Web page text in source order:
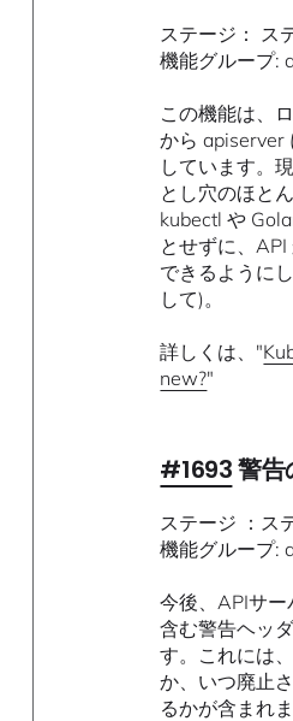
ステージ： ス
機能グループ:
この機能は、
から apiserver
しています。
とし穴のほと
kubectl や
とせずに、
できるように
して)。
詳しくは、"
new?"
#1693警告
ステージ ：ス
機能グループ:
今後、APIサ
含む警告ヘッ
す。これには
か、いつ廃止
るかが含まれま